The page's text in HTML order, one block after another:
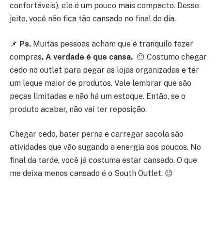
confortáveis), ele é um pouco mais compacto. Desse
jeito, você não fica tão cansado no final do dia.
📌 Ps. Muitas pessoas acham que é tranquilo fazer
compras. A verdade é que cansa. 😐 Costumo chegar
cedo no outlet para pegar as lojas organizadas e ter
um leque maior de produtos. Vale lembrar que são
peças limitadas e não há um estoque. Então, se o
produto acabar, não vai ter reposição.
Chegar cedo, bater perna e carregar sacola são
atividades que vão sugando a energia aos poucos. No
final da tarde, você já costuma estar cansado. O que
me deixa menos cansado é o South Outlet. 😉